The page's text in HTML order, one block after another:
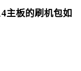
主板的刷机包如